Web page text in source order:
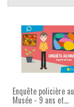
Enquête policière au
Musée - 9 ans et...